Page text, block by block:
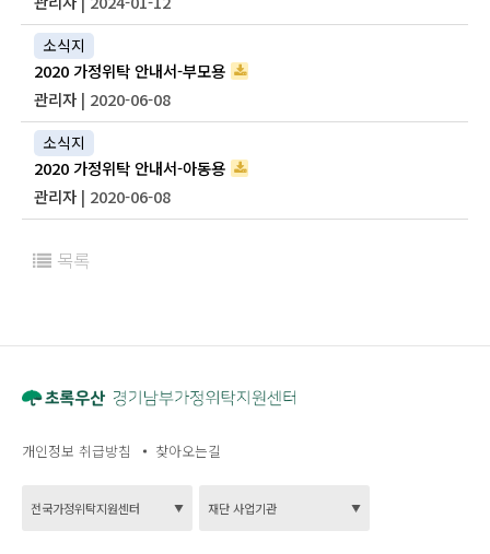
소식지
2020 가정위탁 안내서-부모용
관리자 | 2020-06-08
소식지
2020 가정위탁 안내서-아동용
관리자 | 2020-06-08
목록
개인정보 취급방침 찾아오는길